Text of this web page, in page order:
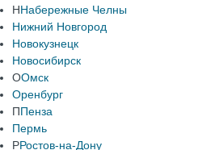
ННабережные Челны
Нижний Новгород
Новокузнецк
Новосибирск
ООмск
Оренбург
ППенза
Пермь
РРостов-на-Дону